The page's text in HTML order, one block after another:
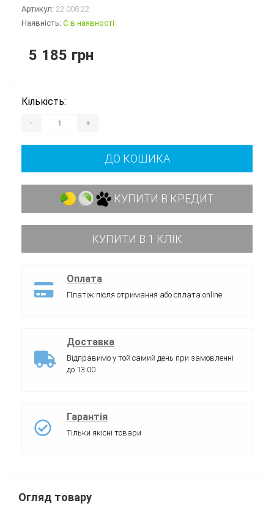
Артикул: 22.008.22
Наявність: Є в наявності
5 185 грн
Кількість:
- +
ДО КОШИКА
КУПИТИ В КРЕДИТ
КУПИТИ В 1 КЛІК
Оплата
Платіж після отримання або сплата online
Доставка
Відправимо у той самий день при замовленні
до 13:00
Гарантія
Тільки якісні товари
Огляд товару